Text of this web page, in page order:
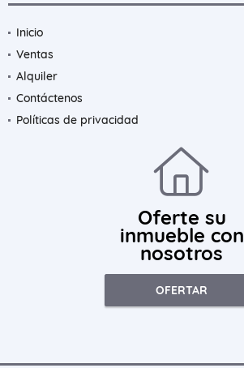
Inicio
Ventas
Alquiler
Contáctenos
Políticas de privacidad
Oferte su
inmueble con
nosotros
OFERTAR